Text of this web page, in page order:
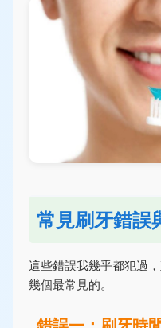
常見刷牙錯誤
這些錯誤我幾乎都犯過
幾個最常見的。